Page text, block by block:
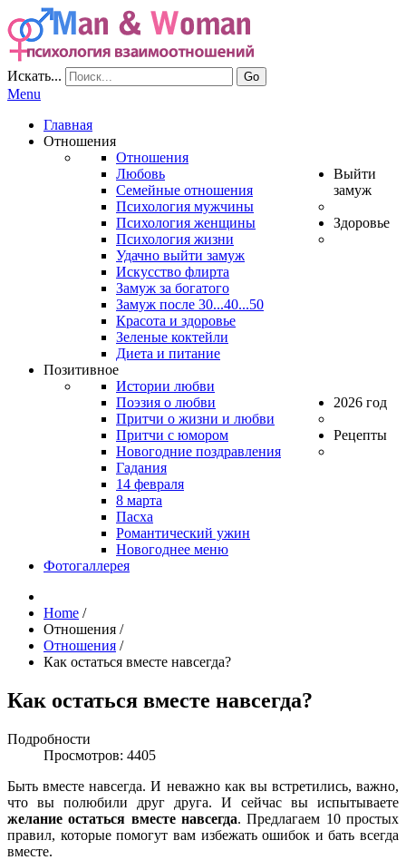
Искать... Go
Menu
Главная
Отношения
Отношения
Любовь
Семейные отношения
Психология мужчины
Психология женщины
Психология жизни
Выйти
замуж
Удачно выйти замуж
Искусство флирта
Замуж за богатого
Замуж после 30...40...50
Здоровье
Красота и здоровье
Зеленые коктейли
Диета и питание
Позитивное
Истории любви
Поэзия о любви
Притчи о жизни и любви
Притчи с юмором
2026 год
Новогодние поздравления
Гадания
14 февраля
8 марта
Рецепты
Пасха
Романтический ужин
Новогоднее меню
Фотогаллерея
Home /
Отношения /
Отношения /
Как остаться вместе навсегда?
Как остаться вместе навсегда?
Подробности
Просмотров: 4405
Быть вместе навсегда. И неважно как вы встретились, важно,
что вы полюбили друг друга. И сейчас вы испытываете
желание остаться вместе навсегда. Предлагаем 10 простых
правил, которые помогут вам избежать ошибок и бать всегда
вместе.